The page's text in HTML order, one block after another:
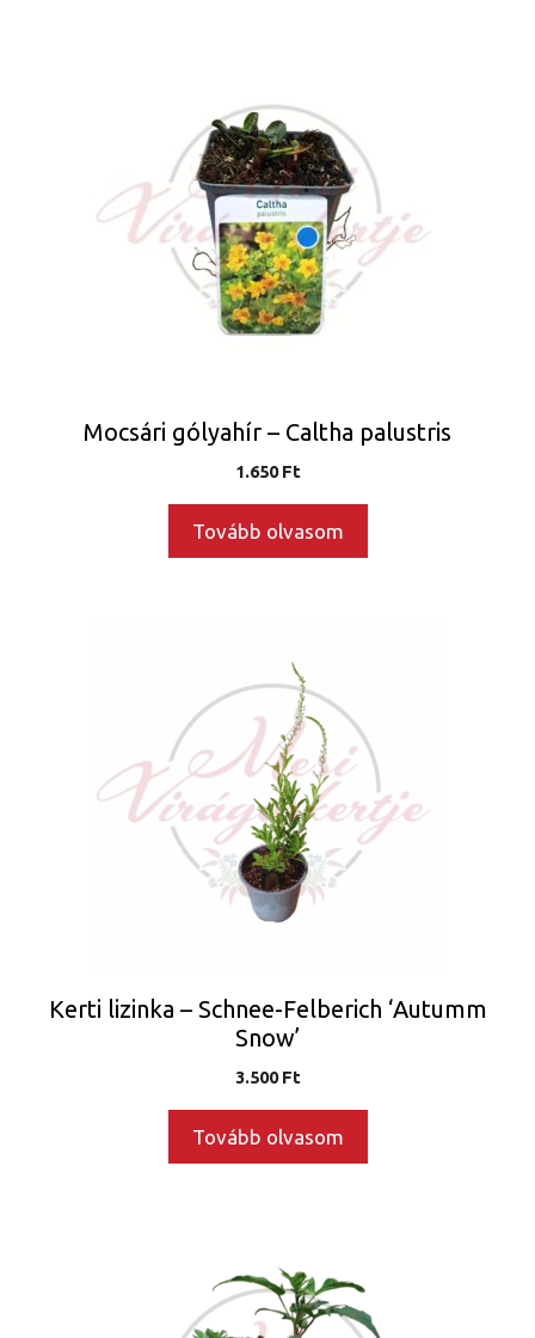
Mocsári gólyahír – Caltha palustris
1.650Ft
Tovább olvasom
Kerti lizinka – Schnee-Felberich ‘Autumm
Snow’
3.500Ft
Tovább olvasom